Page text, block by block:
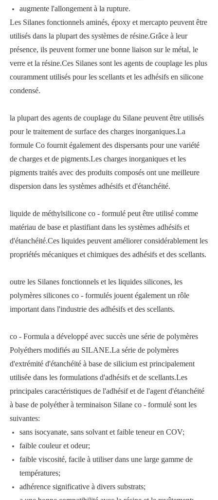
augmente l'allongement à la rupture.
Les Silanes fonctionnels aminés, époxy et mercapto peuvent être
utilisés dans la plupart des systèmes de résine.Grâce à leur
présence, ils peuvent former une bonne liaison sur le métal, le
verre et la résine.Ces Silanes sont les agents de couplage les plus
couramment utilisés pour les scellants et les adhésifs en silicone
condensé.
la plupart des agents de couplage du Silane peuvent être utilisés
pour le traitement de surface des charges inorganiques.La
formule Co fournit également des dispersants pour une variété
de charges et de pigments.Les charges inorganiques et les
pigments traités avec des produits composés ont une meilleure
dispersion dans les systèmes adhésifs et d'étanchéité.
liquide de méthylsilicone co - formulé peut être utilisé comme
matériau de base et plastifiant dans les systèmes adhésifs et
d'étanchéité.Ces liquides peuvent améliorer considérablement les
propriétés mécaniques et chimiques des adhésifs et des scellants.
outre les Silanes fonctionnels et les liquides silicones, les
polymères silicones co - formulés jouent également un rôle
important dans l'industrie des adhésifs et des scellants.
co - Formula a développé avec succès une série de polymères
Polyéthers modifiés au SILANE.La série de polymères
d'extrémité d'étanchéité à base de silicium est principalement
utilisée dans les formulations d'adhésifs et de scellants.Les
principales caractéristiques de l'adhésif et de l'agent d'étanchéité
à base de polyéther à terminaison Silane co - formulé sont les
suivantes:
sans isocyanate, sans solvant et faible teneur en COV;
faible couleur et odeur;
faible viscosité, facile à utiliser dans une large gamme de
températures;
adhérence significative à divers substrats;